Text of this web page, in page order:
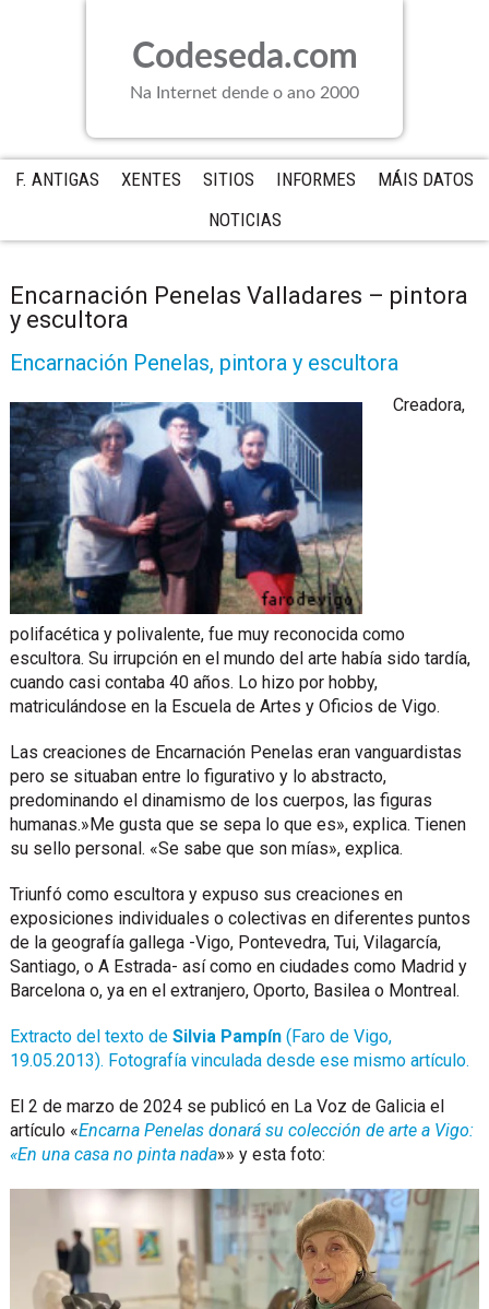
Codeseda.com
Na Internet dende o ano 2000
F. ANTIGAS XENTES SITIOS INFORMES
MÁIS DATOS
NOTICIAS
Encarnación Penelas Valladares – pintora
y escultora
Encarnación Penelas, pintora y escultora
Creadora,
polifacética y polivalente, fue muy reconocida como
escultora. Su irrupción en el mundo del arte había sido tardía,
cuando casi contaba 40 años. Lo hizo por hobby,
matriculándose en la Escuela de Artes y Oficios de Vigo.
Las creaciones de Encarnación Penelas eran vanguardistas
pero se situaban entre lo figurativo y lo abstracto,
predominando el dinamismo de los cuerpos, las figuras
humanas.»Me gusta que se sepa lo que es», explica. Tienen
su sello personal. «Se sabe que son mías», explica.
Triunfó como escultora y expuso sus creaciones en
exposiciones individuales o colectivas en diferentes puntos
de la geografía gallega -Vigo, Pontevedra, Tui, Vilagarcía,
Santiago, o A Estrada- así como en ciudades como Madrid y
Barcelona o, ya en el extranjero, Oporto, Basilea o Montreal.
Extracto del texto de Silvia Pampín(Faro de Vigo,
19.05.2013). Fotografía vinculada desde ese mismo artículo.
El 2 de marzo de 2024 se publicó en La Voz de Galicia el
artículo «Encarna Penelas donará su colección de arte a Vigo:
«En una casa no pinta nada»» y esta foto: